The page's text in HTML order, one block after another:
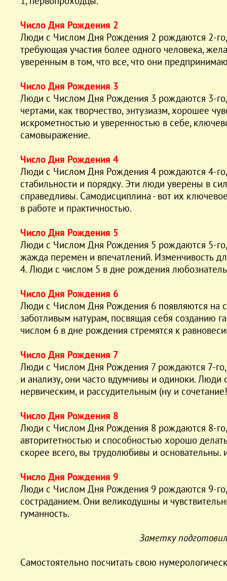
Число Дня Рождения 2
Люди с Числом Дня Рождения 2 рождаются 2-го,
требующая участия более одного человека,
уверенным в том, что все, что они
Число Дня Рождения 3
Люди с Числом Дня Рождения 3 рождаются 3-
чертами, как творчество, энтузиазм, хорошее
искрометностью и уверенностью в себе,
самовыражение.
Число Дня Рождения 4
Люди с Числом Дня Рождения 4 рождаются 4-
стабильности и порядку. Эти люди уверены в
справедливы. Самодисциплина - вот их
в работе и практичностью.
Число Дня Рождения 5
Люди с Числом Дня Рождения 5 рождаются 5-
жажда перемен и впечатлений. Изменчивость
4. Люди с числом 5 в дне рождения
Число Дня Рождения 6
Люди с Числом Дня Рождения 6 появляются на
заботливым натурам, посвящая себя созданию
числом 6 в дне рождения стремятся к
Число Дня Рождения 7
Люди с Числом Дня Рождения 7 рождаются 7-го,
и анализу, они часто вдумчивы и одиноки.
нервическим, и рассудительным (ну и
Число Дня Рождения 8
Люди с Числом Дня Рождения 8 рождаются 8-
авторитетностью и способностью хорошо
скорее всего, вы трудолюбивы и основательны.
Число Дня Рождения 9
Люди с Числом Дня Рождения 9 рождаются 9-
состраданием. Они великодушны и
гуманность.
Заметку
Самостоятельно посчитать свою